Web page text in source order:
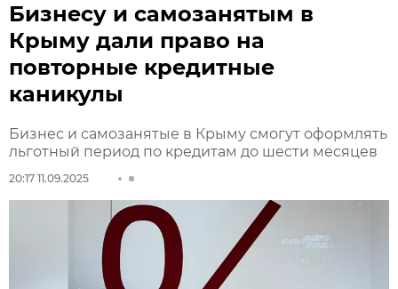
Бизнесу и самозанятым в
Крыму дали право на
повторные кредитные
каникулы
Бизнес и самозанятые в Крыму смогут оформлять
льготный период по кредитам до шести месяцев
20:17 11.09.2025